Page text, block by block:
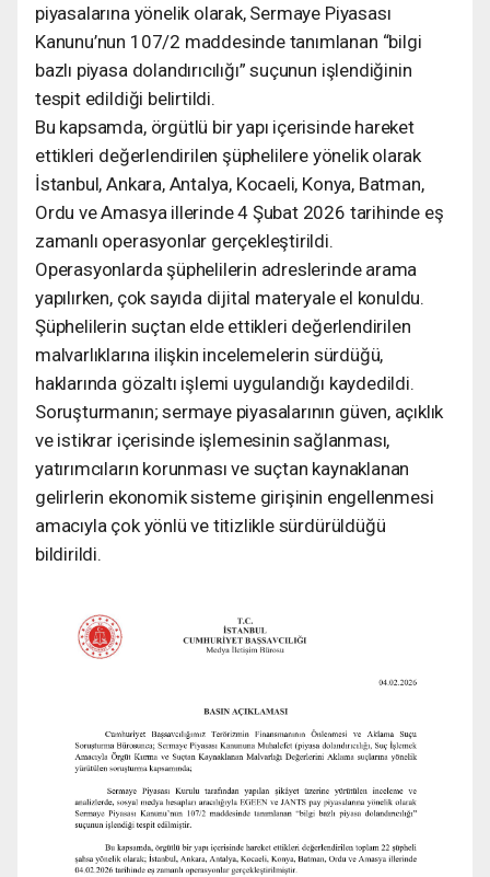
piyasalarına yönelik olarak, Sermaye Piyasası
Kanunu’nun 107/2 maddesinde tanımlanan “bilgi
bazlı piyasa dolandırıcılığı” suçunun işlendiğinin
tespit edildiği belirtildi.
Bu kapsamda, örgütlü bir yapı içerisinde hareket
ettikleri değerlendirilen şüphelilere yönelik olarak
İstanbul, Ankara, Antalya, Kocaeli, Konya, Batman,
Ordu ve Amasya illerinde 4 Şubat 2026 tarihinde eş
zamanlı operasyonlar gerçekleştirildi.
Operasyonlarda şüphelilerin adreslerinde arama
yapılırken, çok sayıda dijital materyale el konuldu.
Şüphelilerin suçtan elde ettikleri değerlendirilen
malvarlıklarına ilişkin incelemelerin sürdüğü,
haklarında gözaltı işlemi uygulandığı kaydedildi.
Soruşturmanın; sermaye piyasalarının güven, açıklık
ve istikrar içerisinde işlemesinin sağlanması,
yatırımcıların korunması ve suçtan kaynaklanan
gelirlerin ekonomik sisteme girişinin engellenmesi
amacıyla çok yönlü ve titizlikle sürdürüldüğü
bildirildi.